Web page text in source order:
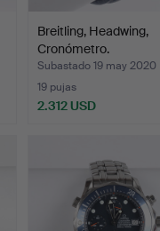
Breitling, Headwing,
Cronómetro.
Subastado 19 may 2020
19 pujas
2.312 USD